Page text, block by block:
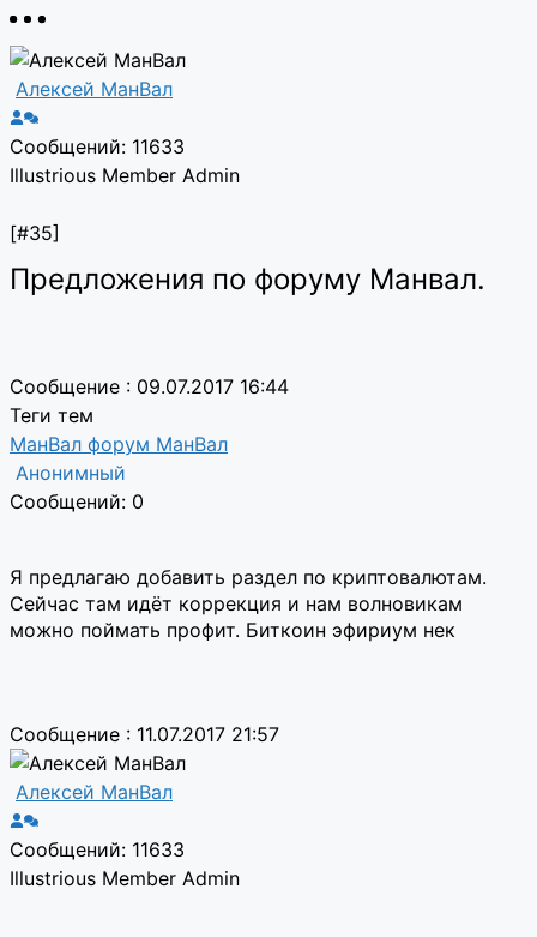
Алексей МанВал
Сообщений: 11633
Illustrious Member Admin
[#35]
Предложения по форуму Манвал.
Сообщение : 09.07.2017 16:44
Теги тем
МанВал форум МанВал
Анонимный
Сообщений: 0
Я предлагаю добавить раздел по криптовалютам.
Сейчас там идёт коррекция и нам волновикам
можно поймать профит. Биткоин эфириум нек
Сообщение : 11.07.2017 21:57
Алексей МанВал
Сообщений: 11633
Illustrious Member Admin